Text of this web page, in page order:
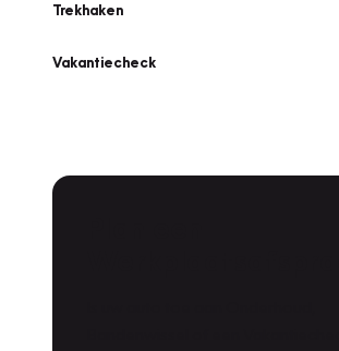
Trekhaken
Vakantiecheck